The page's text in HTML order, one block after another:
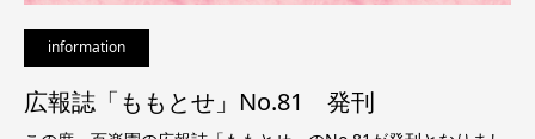
information
広報誌「ももとせ」No.81 発刊